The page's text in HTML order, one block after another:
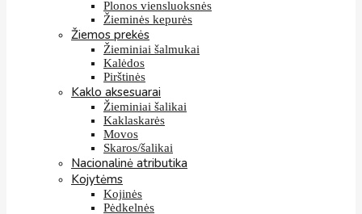
Plonos viensluoksnės
Žieminės kepurės
Žiemos prekės
Žieminiai šalmukai
Kalėdos
Pirštinės
Kaklo aksesuarai
Žieminiai šalikai
Kaklaskarės
Movos
Skaros/šalikai
Nacionalinė atributika
Kojytėms
Kojinės
Pėdkelnės